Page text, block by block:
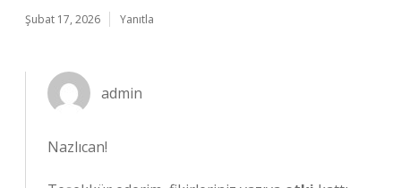
Şubat 17, 2026 Yanıtla
admin
Nazlıcan!